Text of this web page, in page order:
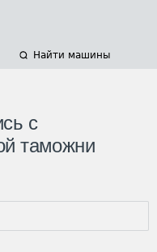
Найти машины
с
таможни